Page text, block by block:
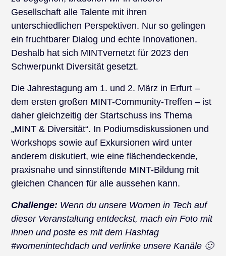
Gesellschaft alle Talente mit ihren
unterschiedlichen Perspektiven. Nur so gelingen
ein fruchtbarer Dialog und echte Innovationen.
Deshalb hat sich MINTvernetzt für 2023 den
Schwerpunkt Diversität gesetzt.
Die Jahrestagung am 1. und 2. März in Erfurt –
dem ersten großen MINT-Community-Treffen – ist
daher gleichzeitig der Startschuss ins Thema
„MINT & Diversität“. In Podiumsdiskussionen und
Workshops sowie auf Exkursionen wird unter
anderem diskutiert, wie eine flächendeckende,
praxisnahe und sinnstiftende MINT-Bildung mit
gleichen Chancen für alle aussehen kann.
Challenge: Wenn du unsere Women in Tech auf
dieser Veranstaltung entdeckst, mach ein Foto mit
ihnen und poste es mit dem Hashtag
#womenintechdach und verlinke unsere Kanäle 🙂